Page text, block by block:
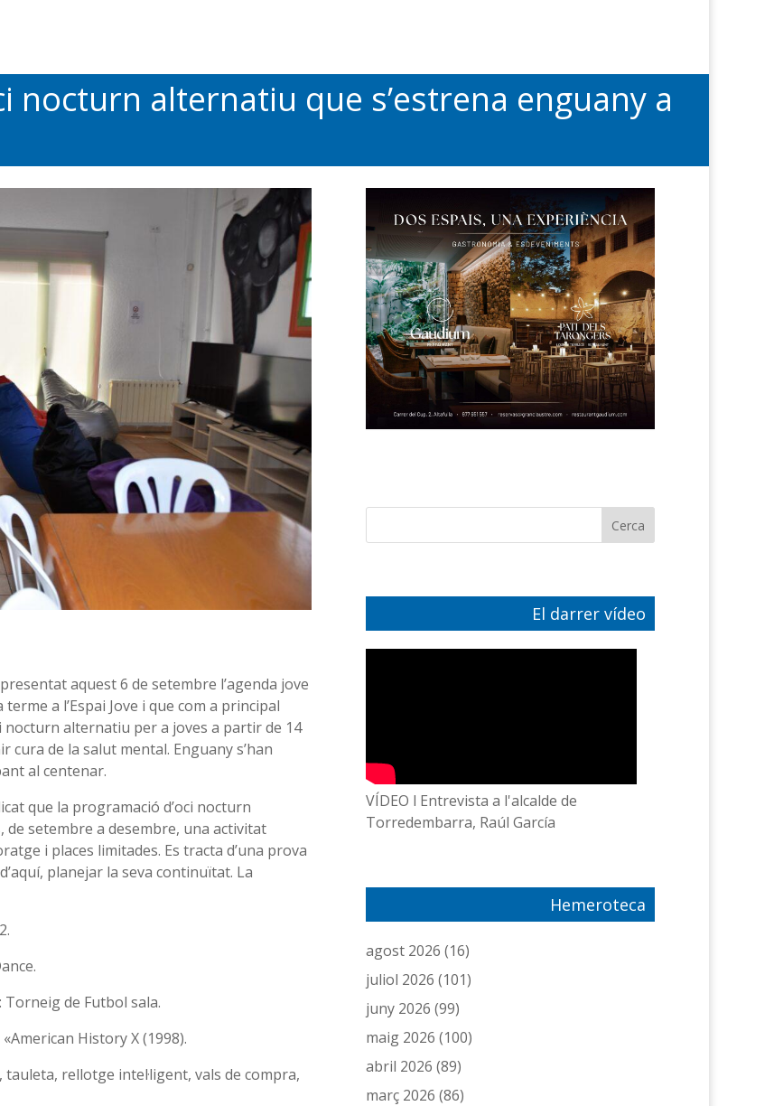
nocturn alternatiu que s’estrena enguany a
aquest 6 de setembre l’agenda jove
a l’Espai Jove i que com a principal
nocturn alternatiu per a joves a partir de 14
de la salut mental. Enguany s’han
al centenar.
que la programació d’oci nocturn
setembre a desembre, una activitat
i places limitades. Es tracta d’una prova
planejar la seva continuïtat. La
Torneig de Futbol sala.
History X (1998).
rellotge intel·ligent, vals de compra,
El darrer vídeo
VÍDEO l Entrevista a l'alcalde de
Torredembarra, Raúl García
Hemeroteca
agost 2026 (16)
juliol 2026 (101)
juny 2026 (99)
maig 2026 (100)
abril 2026 (89)
març 2026 (86)